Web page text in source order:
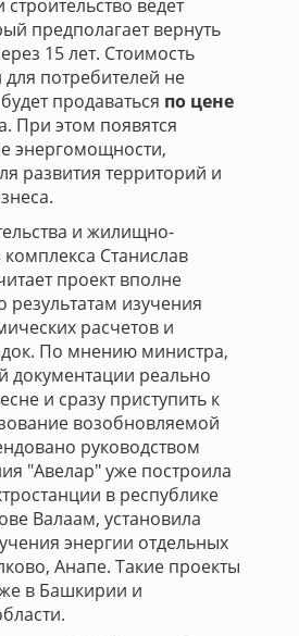
ведет
предполагает вернуть
15 лет. Стоимость
для потребителей не
продаваться по цене
При этом появятся
энергомощности,
развития территорий и
и жилищно-
Станислав
проект вполне
изучения
расчетов и
По мнению министра,
документации реально
и сразу приступить к
возобновляемой
руководством
"Авелар" уже построила
в республике
Валаам, установила
энергии отдельных
Анапе. Такие проекты
в Башкирии и